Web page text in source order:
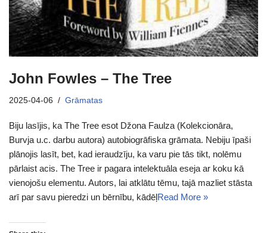
John Fowles – The Tree
2025-04-06 Grāmatas
Biju lasījis, ka The Tree esot Džona Faulza (Kolekcionāra,
Burvja u.c. darbu autora) autobiogrāfiska grāmata. Nebiju īpaši
plānojis lasīt, bet, kad ieraudzīju, ka varu pie tās tikt, nolēmu
pārlaist acis. The Tree ir pagara intelektuāla eseja ar koku kā
vienojošu elementu. Autors, lai atklātu tēmu, tajā mazliet stāsta
arī par savu pieredzi un bērnību, kādēļ Read More »